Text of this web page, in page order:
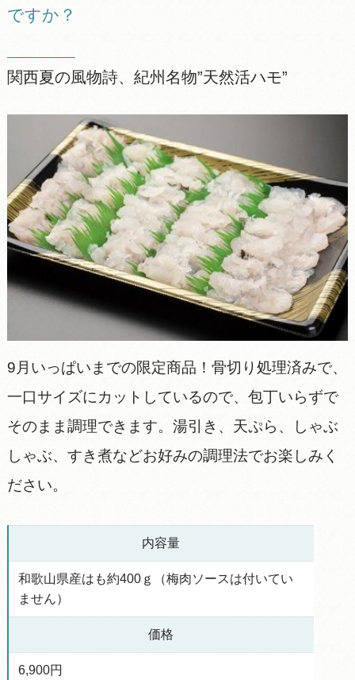
ですか？
関西夏の風物詩、紀州名物”天然活ハモ”
9月いっぱいまでの限定商品！骨切り処理済みで、
一口サイズにカットしているので、包丁いらずで
そのまま調理できます。湯引き、天ぷら、しゃぶ
しゃぶ、すき煮などお好みの調理法でお楽しみく
ださい。
内容量
和歌山県産はも約400ｇ（梅肉ソースは付いてい
ません）
価格
6,900円